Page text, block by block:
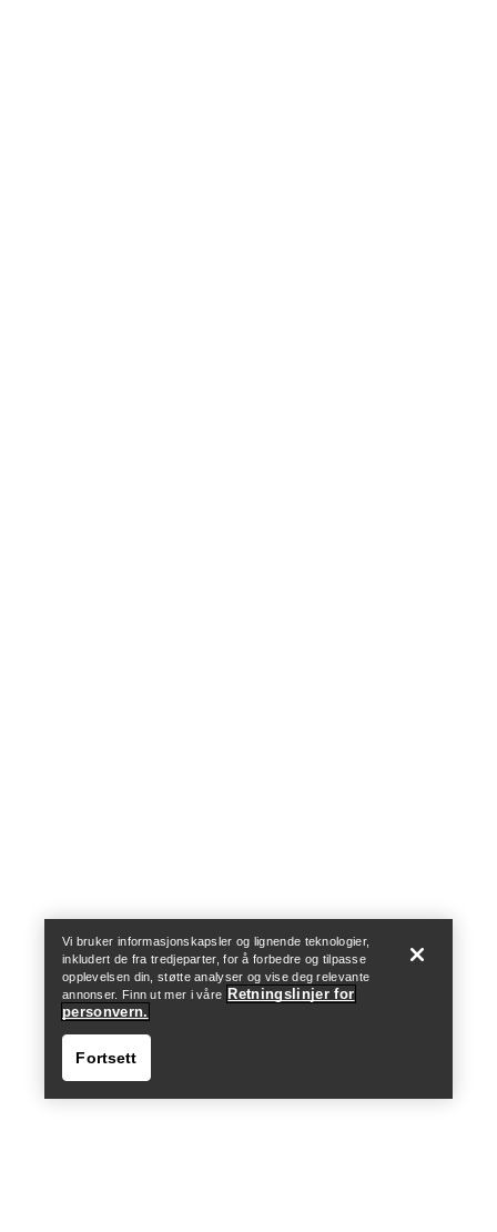
Vi bruker informasjonskapsler og lignende teknologier,
inkludert de fra tredjeparter, for å forbedre og tilpasse
opplevelsen din, støtte analyser og vise deg relevante
annonser. Finn ut mer i våre Retningslinjer for
personvern.
Fortsett